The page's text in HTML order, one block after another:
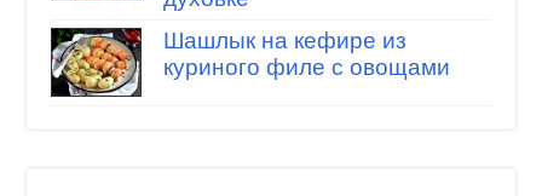
Шашлык на кефире из
куриного филе с овощами